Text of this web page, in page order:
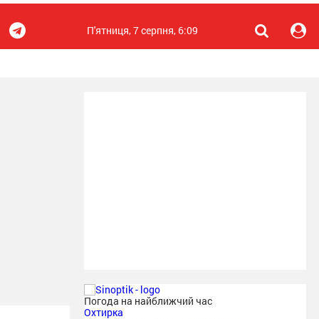
П'ятниця, 7 серпня, 6:09
Погода на найближчий час
Охтирка